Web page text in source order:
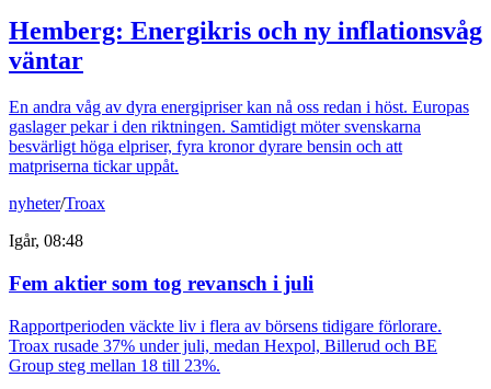
Hemberg: Energikris och ny inflationsvåg
väntar
En andra våg av dyra energipriser kan nå oss redan i höst. Europas
gaslager pekar i den riktningen. Samtidigt möter svenskarna
besvärligt höga elpriser, fyra kronor dyrare bensin och att
matpriserna tickar uppåt.
nyheter/Troax
Igår, 08:48
Fem aktier som tog revansch i juli
Rapportperioden väckte liv i flera av börsens tidigare förlorare.
Troax rusade 37% under juli, medan Hexpol, Billerud och BE
Group steg mellan 18 till 23%.